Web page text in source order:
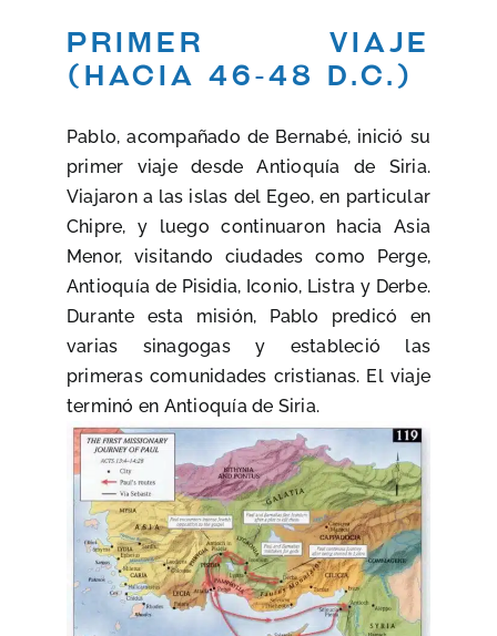
Primer viaje
(hacia 46-48 d.C.)
Pablo, acompañado de Bernabé, inició su
primer viaje desde Antioquía de Siria.
Viajaron a las islas del Egeo, en particular
Chipre, y luego continuaron hacia Asia
Menor, visitando ciudades como Perge,
Antioquía de Pisidia, Iconio, Listra y Derbe.
Durante esta misión, Pablo predicó en
varias sinagogas y estableció las
primeras comunidades cristianas. El viaje
terminó en Antioquía de Siria.